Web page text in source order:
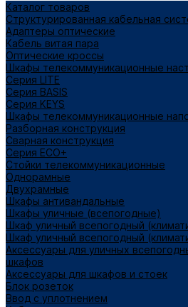
Каталог товаров
Структурированная кабельная
Адаптеры оптические
Кабель витая пара
Оптические кроссы
Шкафы телекоммуникационные
Cерия LITE
Cерия BASIS
Cерия KEYS
Шкафы телекоммуникационные
Разборная конструкция
Сварная конструкция
Серия ECO+
Стойки телекоммуникационные
Однорамные
Двухрамные
Шкафы антивандальные
Шкафы уличные (всепогодные)
Шкаф уличный всепогодный
Шкаф уличный всепогодный
Аксессуары для уличных
шкафов
Аксессуары для шкафов и стоек
Блок розеток
Ввод с уплотнением